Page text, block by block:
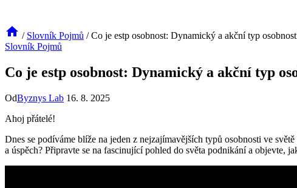
/ Slovník Pojmů / Co je estp osobnost: Dynamický a akční typ
Slovník Pojmů
Co je estp osobnost: Dynamický a akční typ
OdByznys Lab 16. 8. 2025
Ahoj přátelé!
Dnes se podíváme blíže na jeden z nejzajímavějších typů osobnosti ve
a úspěch? Připravte se na fascinující pohled do světa podnikání a objevte,